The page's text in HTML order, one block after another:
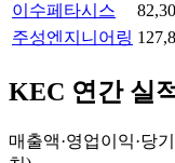
이수페타시스
주성엔지니어링
KEC 연간 실
매출액·영업이익·당